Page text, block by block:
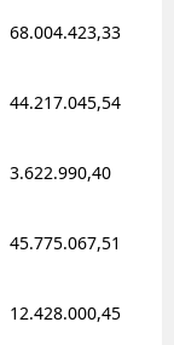
68.004.423,33
44.217.045,54
3.622.990,40
45.775.067,51
12.428.000,45